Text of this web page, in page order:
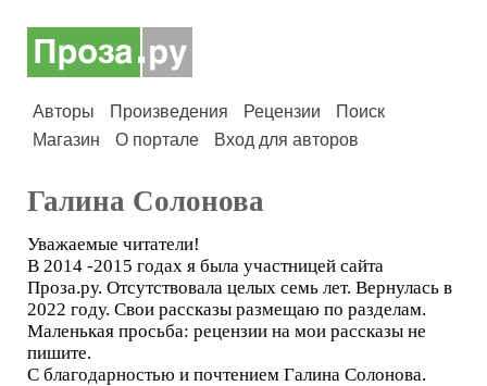
Авторы Произведения Рецензии
Поиск
Магазин
О портале Вход для авторов
Галина Солонова
Уважаемые читатели!
В 2014 -2015 годах я была участницей сайта
Проза.ру. Отсутствовала целых семь лет. Вернулась в
2022 году. Свои рассказы размещаю по разделам.
Маленькая просьба: рецензии на мои рассказы не
пишите.
С благодарностью и почтением Галина Солонова.